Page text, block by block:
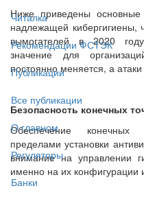
Читалка
Рекомендации ФСТЭК
Публикации
Все публикации
О главном
Регуляторы
Банки
Ниже приведены
надлежащей кибергигиены,
вымогателей в 2020
значение для
постоянно меняется, а
Безопасность конечных
Обеспечение конечных
пределами установки
внимание на управлении
именно на их конфигурации